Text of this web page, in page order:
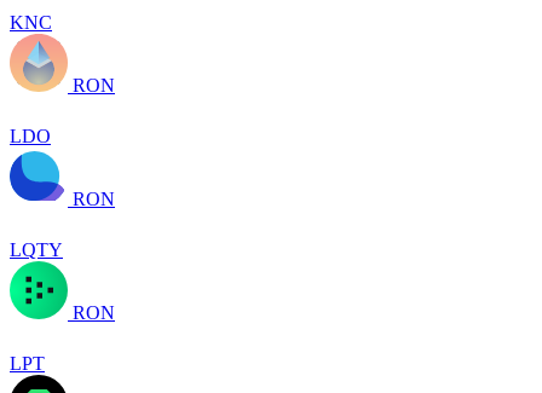
KNC
RON
LDO
RON
LQTY
RON
LPT